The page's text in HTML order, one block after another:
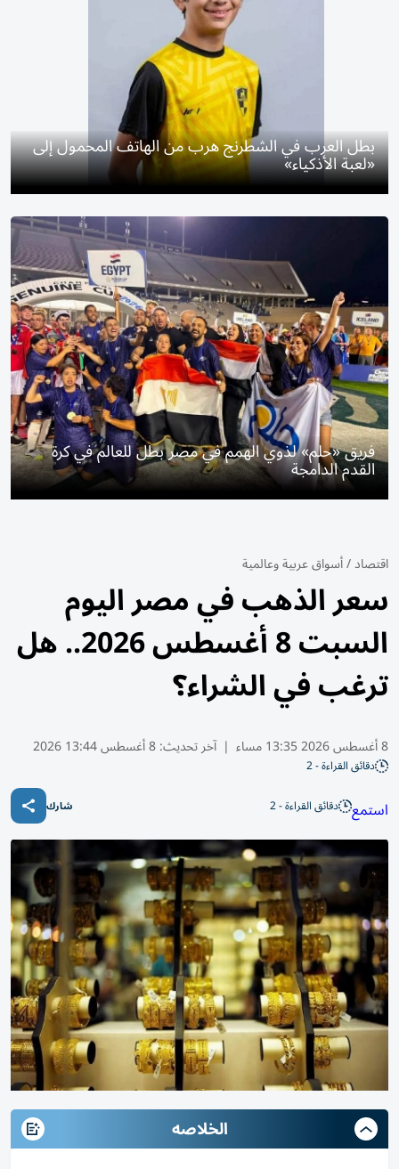
بطل العرب في الشطرنج هرب من الهاتف المحمول إلى
«لعبة الأذكياء»
فريق «حلم» لذوي الهمم في مصر بطل للعالم في كرة
القدم الدامجة
اقتصاد/أسواق عربية وعالمية
سعر الذهب في مصر اليوم
السبت 8 أغسطس 2026.. هل
ترغب في الشراء؟
8 أغسطس 2026 13:35 مساء | آخر تحديث:8 أغسطس 13:44 2026
دقائق القراءة - 2
استمع دقائق القراءة - 2 شارك
الخلاصه